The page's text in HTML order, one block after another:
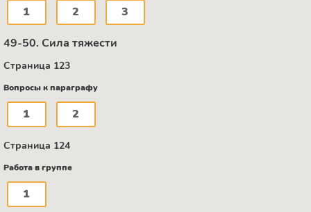
1 2 3
49-50. Сила тяжести
Страница 123
Вопросы к параграфу
1 2
Страница 124
Работа в группе
1